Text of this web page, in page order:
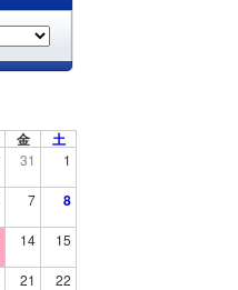
金 土
31 1
7 8
14 15
21 22